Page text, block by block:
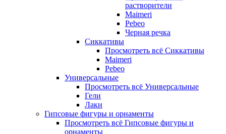
растворители
Maimeri
Pebeo
Черная речка
Сиккативы
Просмотреть всё Сиккативы
Maimeri
Pebeo
Универсальные
Просмотреть всё Универсальные
Гели
Лаки
Гипсовые фигуры и орнаменты
Просмотреть всё Гипсовые фигуры и
орнаменты